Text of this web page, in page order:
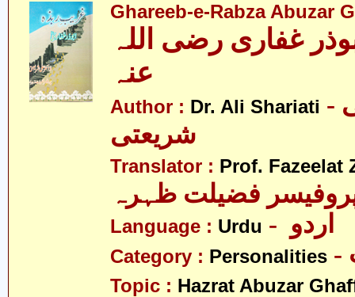
Ghareeb-e-Rabza Abuzar
غفاری رضی اللہ
عنہ
Author : Dr. Ali Shariati - ڈاکٹر علی
شریعتی
Translator : Prof. Fazeelat
فضیلت ظہرہ
Language : Urdu
Category : Personalities
Topic : Hazrat Abuzar